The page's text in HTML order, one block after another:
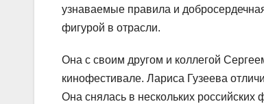
узнаваемые правила и
фигурой в отрасли.
Она с своим другом и коллегой
кинофестивале. Лариса Гузеева
Она снялась в нескольких